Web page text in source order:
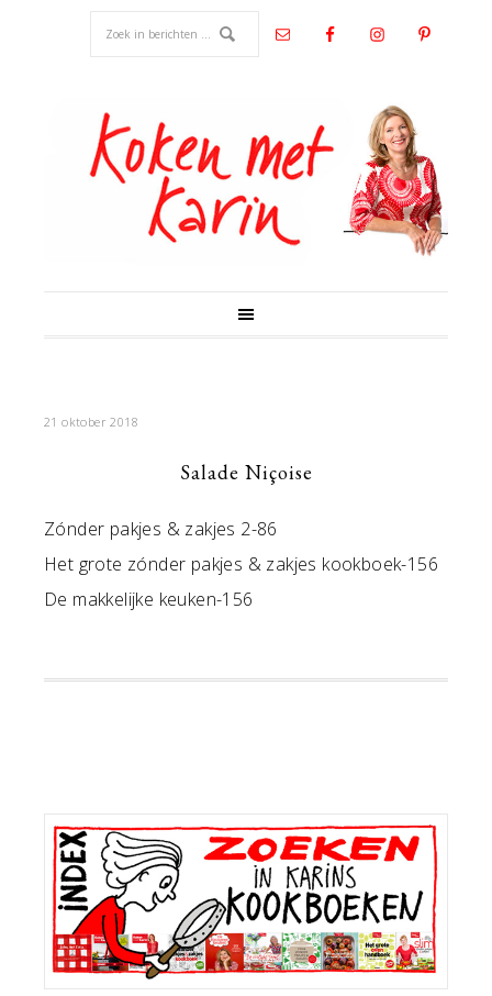
21 oktober 2018
Salade Niçoise
Zónder pakjes & zakjes 2-86
Het grote zónder pakjes & zakjes kookboek-156
De makkelijke keuken-156
Primaire
Sidebar